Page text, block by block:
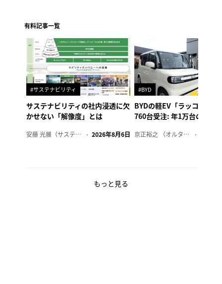
有料記事一覧
#サステナビリティ
サステナビリティの社内浸透に欠
かせない「解像度」とは
安藤 光展（サステナビリティ・コンサルタント） 2026年8月6日
#BYD
BYDの軽EV「ラッコ」、1
760台受注: 年1万台の販売
京正裕之 （オルタナ副編集長）
もっと見る